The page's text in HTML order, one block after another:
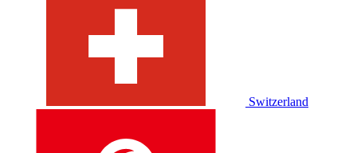
Switzerland